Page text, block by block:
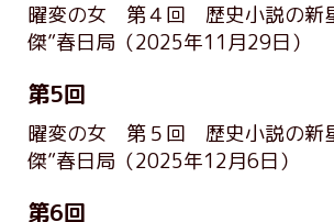
曜変の女 第４回 歴史小説の新
傑”春日局 （2025年11月29日）
第5回
曜変の女 第５回 歴史小説の新
傑”春日局 （2025年12月6日）
第6回